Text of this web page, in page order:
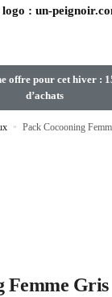
offre pour cet hiver :
d’achats
» Pack Cocooning
Femme Gris